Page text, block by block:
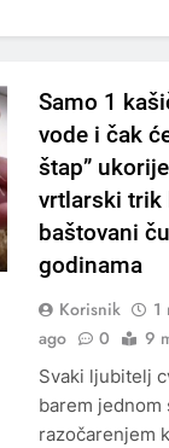
rade
Samo 1
vode i čak
štap”
vrtlarski trik
baštovani
godinama
Korisnik
1
ago
0 9
Svaki ljubitelj
barem jednom
razočarenjem